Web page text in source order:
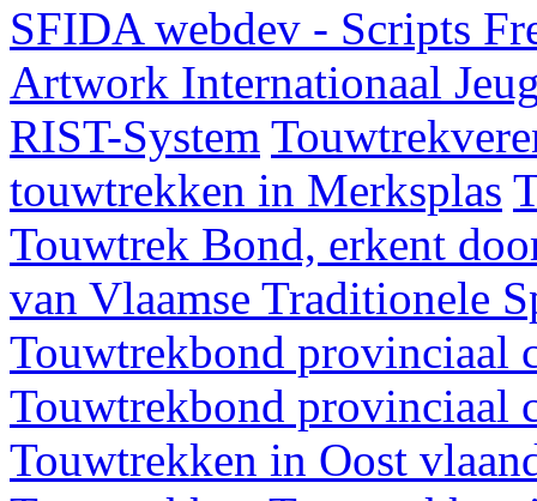
SFIDA webdev - Scripts
Artwork Internationaal
RIST-System
touwtrekken in Merksplas
Touwtrek Bond, erkent
van Vlaamse Traditionele
Touwtrekbond provinciaal
Touwtrekbond provinciaal
Touwtrekken in Oost